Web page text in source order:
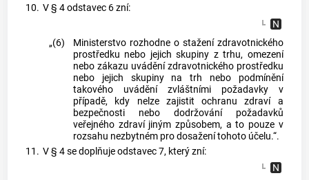
10. V § 4 odstavec 6 zní:
„(6)
Ministerstvo rozhodne o stažení zdravotnického
prostředku nebo jejich skupiny z trhu, omezení
nebo zákazu uvádění zdravotnického prostředku
nebo jejich skupiny na trh nebo podmínění
takového uvádění zvláštními požadavky v
případě, kdy nelze zajistit ochranu zdraví a
bezpečnosti nebo dodržování požadavků
veřejného zdraví jiným způsobem, a to pouze v
rozsahu nezbytném pro dosažení tohoto účelu.“.
11. V § 4 se doplňuje odstavec 7, který zní: